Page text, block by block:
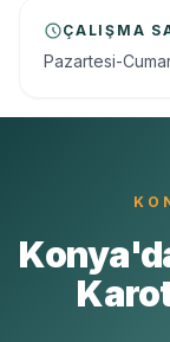
ÇALIŞMA
Pazartesi-